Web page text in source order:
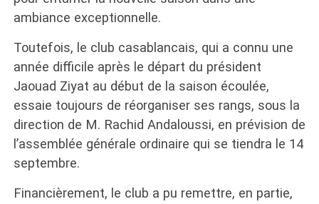
ambiance exceptionnelle.
Toutefois, le club casablancais, qui a connu une
année difficile après le départ du président
Jaouad Ziyat au début de la saison écoulée,
essaie toujours de réorganiser ses rangs, sous la
direction de M. Rachid Andaloussi, en prévision de
l’assemblée générale ordinaire qui se tiendra le 14
septembre.
Financièrement, le club a pu remettre, en partie,